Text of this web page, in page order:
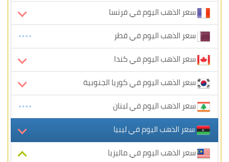
سعر الذهب اليوم في فرنسا
سعر الذهب اليوم في قطر
سعر الذهب اليوم في كندا
سعر الذهب اليوم في كوريا الجنوبية
سعر الذهب اليوم في لبنان
سعر الذهب اليوم في ليبيا
سعر الذهب اليوم في ماليزيا